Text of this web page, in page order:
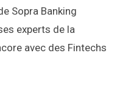
Sopra Banking
experts de la
avec des Fintechs